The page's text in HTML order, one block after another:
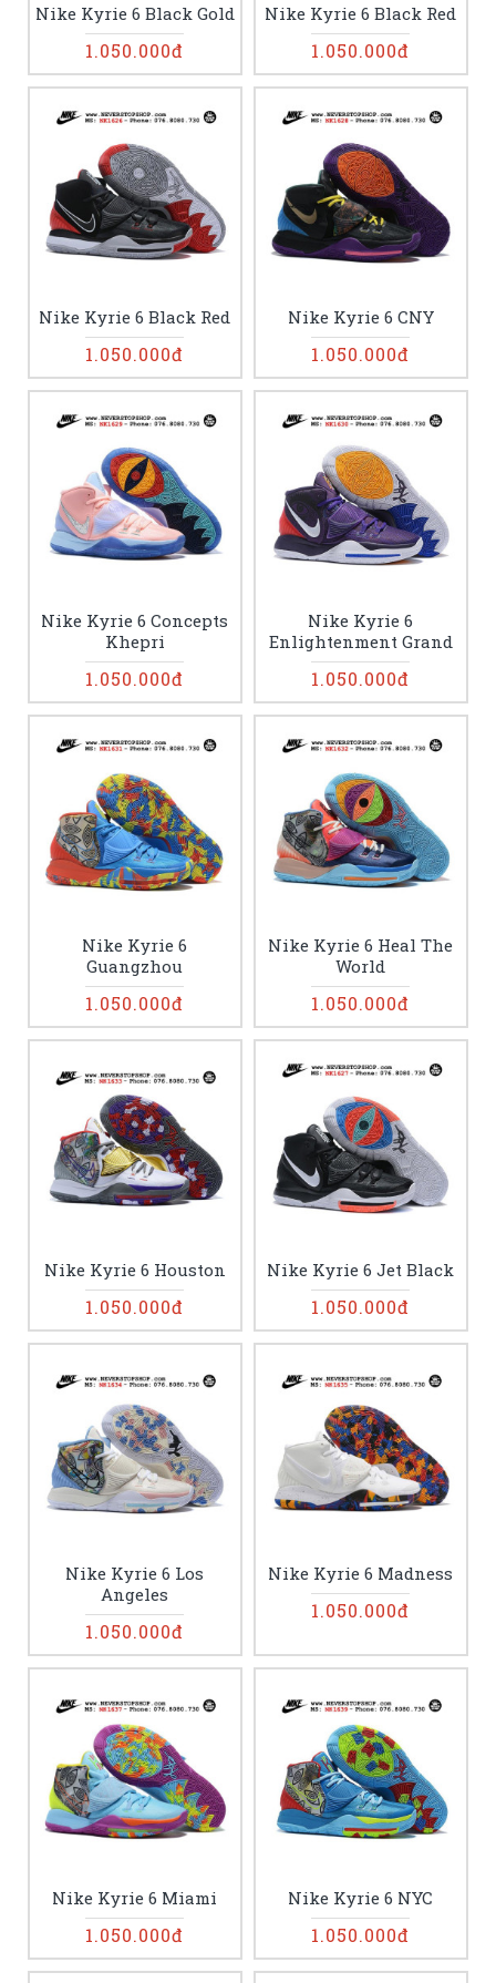
Nike Kyrie 6 Black Gold
1.050.000đ
Nike Kyrie 6 Black Red
1.050.000đ
Nike Kyrie 6 Black Red
1.050.000đ
Nike Kyrie 6 CNY
1.050.000đ
Nike Kyrie 6 Concepts
Khepri
1.050.000đ
Nike Kyrie 6
Enlightenment Grand
1.050.000đ
Nike Kyrie 6
Guangzhou
1.050.000đ
Nike Kyrie 6 Heal The
World
1.050.000đ
Nike Kyrie 6 Houston
1.050.000đ
Nike Kyrie 6 Jet Black
1.050.000đ
Nike Kyrie 6 Los
Angeles
1.050.000đ
Nike Kyrie 6 Madness
1.050.000đ
Nike Kyrie 6 Miami
1.050.000đ
Nike Kyrie 6 NYC
1.050.000đ